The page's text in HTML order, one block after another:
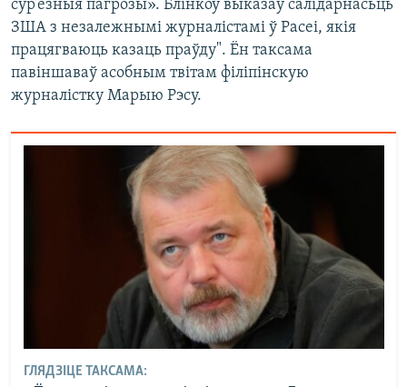
сур’ёзныя пагрозы». Блінкоў выказаў салідарнасьць
ЗША з незалежнымі журналістамі ў Расеі, якія
працягваюць казаць праўду". Ён таксама
павіншаваў асобным твітам філіпінскую
журналістку Марыю Рэсу.
ГЛЯДЗІЦЕ ТАКСАМА: